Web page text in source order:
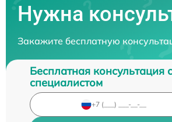
Нужна
Закажите бесплатную
Бесплатная консультация
специалистом